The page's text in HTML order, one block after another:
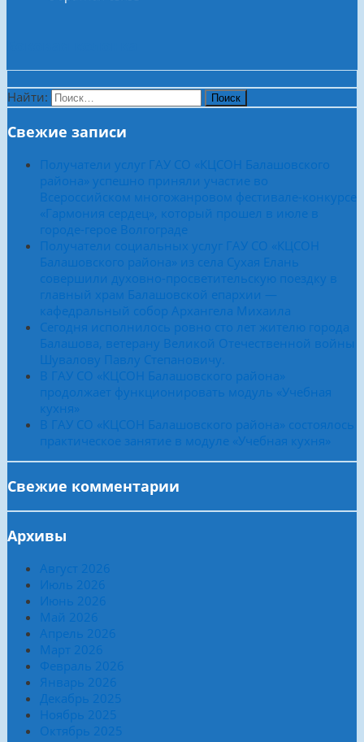
Найти:
Свежие записи
Получатели услуг ГАУ СО «КЦСОН Балашовского
района» успешно приняли участие во
Всероссийском многожанровом фестивале-конкурсе
«Гармония сердец», который прошел в июле в
городе-герое Волгограде
Получатели социальных услуг ГАУ СО «КЦСОН
Балашовского района» из села Сухая Елань
совершили духовно-просветительскую поездку в
главный храм Балашовской епархии —
кафедральный собор Архангела Михаила
Сегодня исполнилось ровно сто лет жителю города
Балашова, ветерану Великой Отечественной войны
Шувалову Павлу Степановичу.
В ГАУ СО «КЦСОН Балашовского района»
продолжает функционировать модуль «Учебная
кухня»
В ГАУ СО «КЦСОН Балашовского района» состоялось
практическое занятие в модуле «Учебная кухня»
Свежие комментарии
Архивы
Август 2026
Июль 2026
Июнь 2026
Май 2026
Апрель 2026
Март 2026
Февраль 2026
Январь 2026
Декабрь 2025
Ноябрь 2025
Октябрь 2025